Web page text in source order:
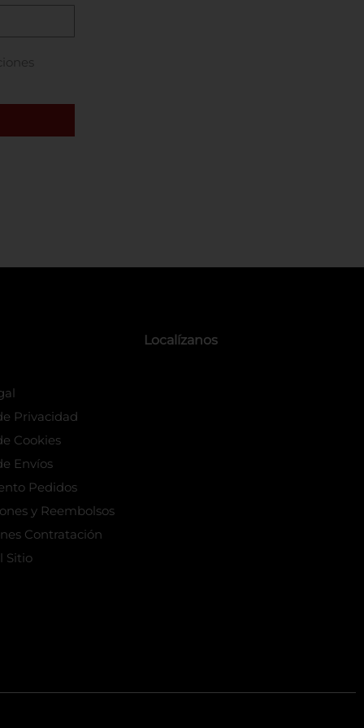
Privacidad
Cookies
Envíos
Pedidos
y Reembolsos
Contratación
Sitio
Localízanos